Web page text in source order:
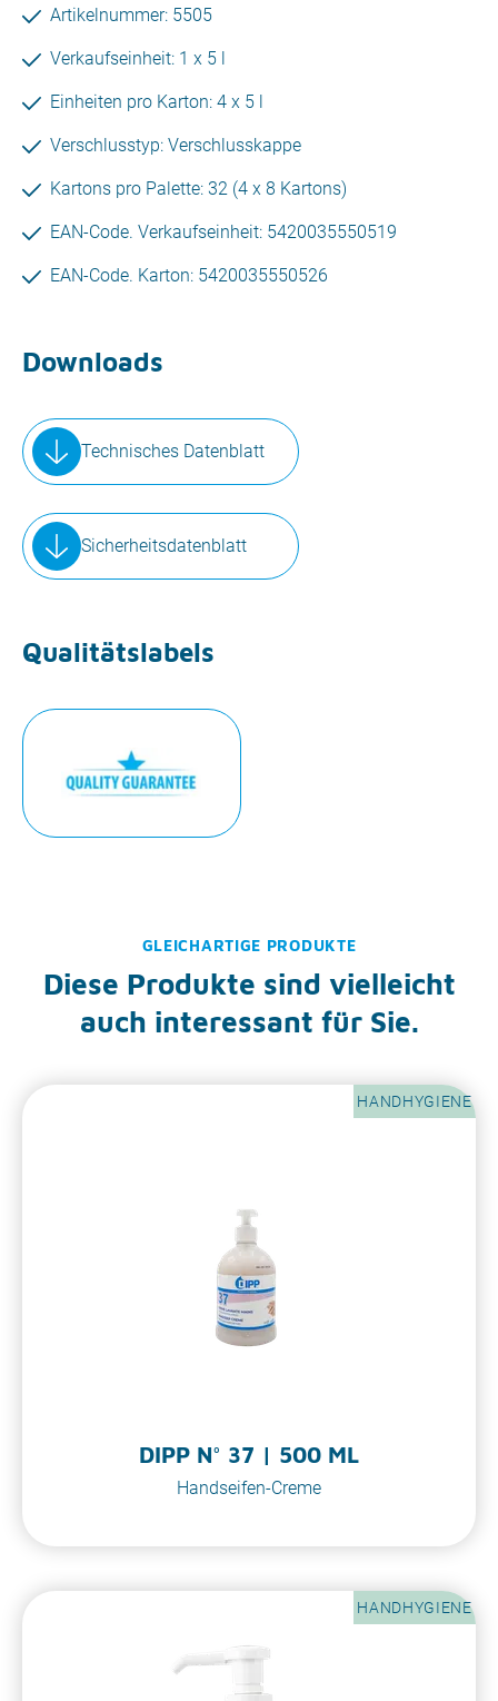
Artikelnummer: 5505
Verkaufseinheit: 1 x 5 l
Einheiten pro Karton: 4 x 5 l
Verschlusstyp: Verschlusskappe
Kartons pro Palette: 32 (4 x 8 Kartons)
EAN-Code. Verkaufseinheit: 5420035550519
EAN-Code. Karton: 5420035550526
Downloads
Technisches Datenblatt
Sicherheitsdatenblatt
Qualitätslabels
GLEICHARTIGE PRODUKTE
Diese Produkte sind vielleicht
auch interessant für Sie.
HANDHYGIENE
DIPP N° 37 | 500 ML
Handseifen-Creme
HANDHYGIENE